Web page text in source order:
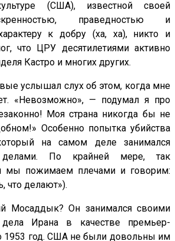
(США), известной своей
праведностью и
к добру (ха, ха), никто и
что ЦРУ десятилетиями активно
Кастро и многих других.
услышал слух об этом, когда мне
«Невозможно», — подумал я про
Моя страна никогда бы не
Особенно попытка убийства
на самом деле занимался
По крайней мере, так
мы пожимаем плечами и говорим:
что делают»).
Мосаддык? Он занимался своими
Ирана в качестве премьер-
1953 год. США не были довольны им